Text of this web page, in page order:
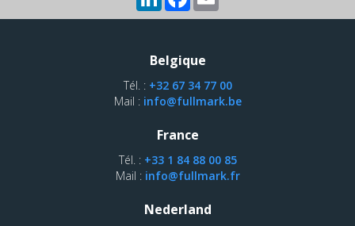
Belgique
Tél. : +32 67 34 77 00
Mail : info@fullmark.be
France
Tél. : +33 1 84 88 00 85
Mail : info@fullmark.fr
Nederland